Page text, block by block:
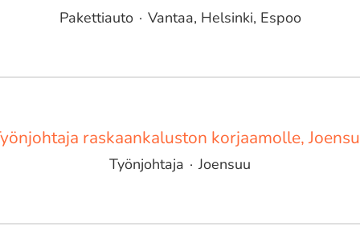
Pakettiauto · Vantaa, Helsinki, Espoo
raskaankaluston korjaamolle,
Työnjohtaja · Joensuu